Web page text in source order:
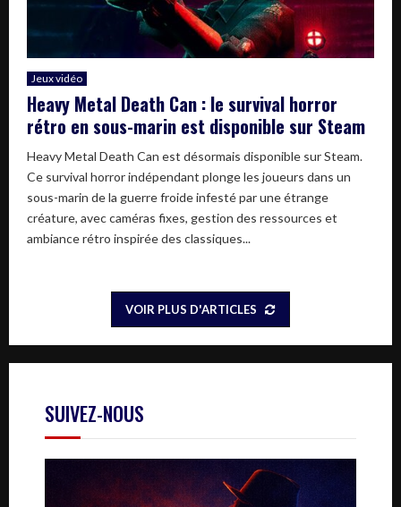
Jeux vidéo
Heavy Metal Death Can : le survival horror
rétro en sous-marin est disponible sur Steam
Heavy Metal Death Can est désormais disponible sur Steam.
Ce survival horror indépendant plonge les joueurs dans un
sous-marin de la guerre froide infesté par une étrange
créature, avec caméras fixes, gestion des ressources et
ambiance rétro inspirée des classiques...
VOIR PLUS D'ARTICLES
SUIVEZ-NOUS